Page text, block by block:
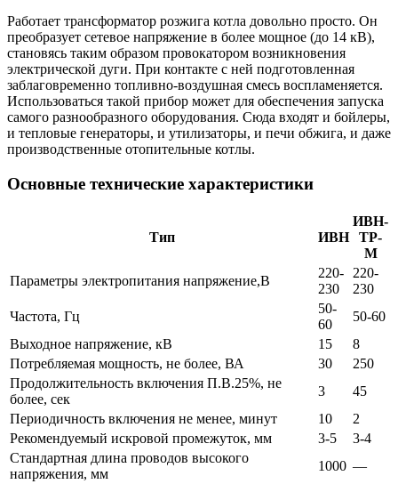
Работает трансформатор розжига котла довольно просто. Он
преобразует сетевое напряжение в более мощное (до 14 кВ),
становясь таким образом провокатором возникновения
электрической дуги. При контакте с ней подготовленная
заблаговременно топливно-воздушная смесь воспламеняется.
Использоваться такой прибор может для обеспечения запуска
самого разнообразного оборудования. Сюда входят и бойлеры,
и тепловые генераторы, и утилизаторы, и печи обжига, и даже
производственные отопительные котлы.
Основные технические характеристики
Тип ИВН
ИВН-
ТР-
М
Параметры электропитания напряжение,В
220-
230
220-
230
Частота, Гц
50-
60
50-60
Выходное напряжение, кВ
15
8
Потребляемая мощность, не более, ВА
30
250
Продолжительность включения П.В.25%, не
более, сек
3
45
Периодичность включения не менее, минут
10
2
Рекомендуемый искровой промежуток, мм
3-5
3-4
Стандартная длина проводов высокого
напряжения, мм
1000 —